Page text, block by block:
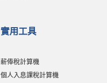
實用工具
薪俸稅計算機
個人入息課稅計算機